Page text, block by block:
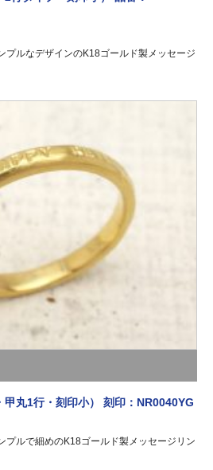
プルなデザインのK18ゴールド製メッセージ
甲丸1行・刻印小） 刻印：NR0040YG
プルで細めのK18ゴールド製メッセージリン